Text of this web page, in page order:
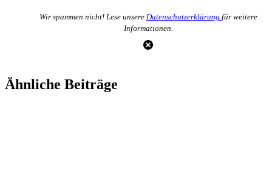
Wir spammen nicht! Lese unsere Datenschutzerklärung für weitere
Informationen.
Ähnliche Beiträge